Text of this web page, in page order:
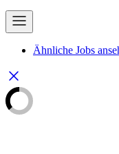
Ähnliche Jobs